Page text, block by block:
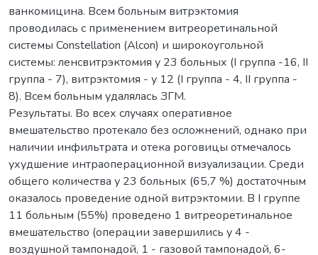
ванкомицина. Всем больным витрэктомия
проводилась с применением витреоретинальной
системы Constellation (Alcon) и широкоугольной
системы: ленсвитрэктомия у 23 больных (І группа -16, ІІ
группа - 7), витрэктомия - у 12 (І группа - 4, ІІ группа -
8). Всем больным удалялась ЗГМ.
Результаты. Во всех случаях оперативное
вмешательство протекало без осложнений, однако при
наличии инфильтрата и отека роговицы отмечалось
ухудшение интраоперационной визуализации. Cреди
общего количества у 23 больных (65,7 %) достаточным
оказалось проведение одной витрэктомии. В І группе
11 больным (55%) проведено 1 витреоретинальное
вмешательство (операции завершились у 4 -
воздушной тампонадой, 1 - газовой тампонадой, 6-